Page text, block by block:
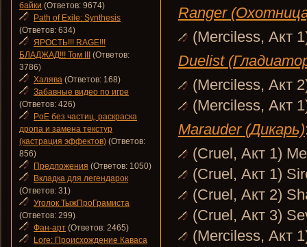
Ranger
(Merciless, Акт
Duelist
(Merciless, Акт
(Merciless, Акт
Marauder (Дикарь)
(Cruel, Акт 1)
(Cruel, Акт 1)
(Cruel, Акт 2)
(Cruel, Акт 3)
(Merciless, Акт
байки (Ответов: 9674)
Path of Exile: Synthesis
(Ответов: 634)
ЯРОСТЬ!!! RAGE!!!
БЛАДЖАД!!! Том III
(Ответов:
3786)
Халява (Ответов: 168)
Забавные видео по игре
(Ответов: 426)
PoE без частиц, раскраска
дропа и замена текстур
(кастрация эффектов) (Ответов:
856)
Предложения (Ответов: 1050)
Вкладка для легендарок
(Ответов: 31)
Уголок ТыжПроГрамиста
(Ответов: 299)
Фан-арт (Ответов: 2465)
Lore: Происхождение Каваса